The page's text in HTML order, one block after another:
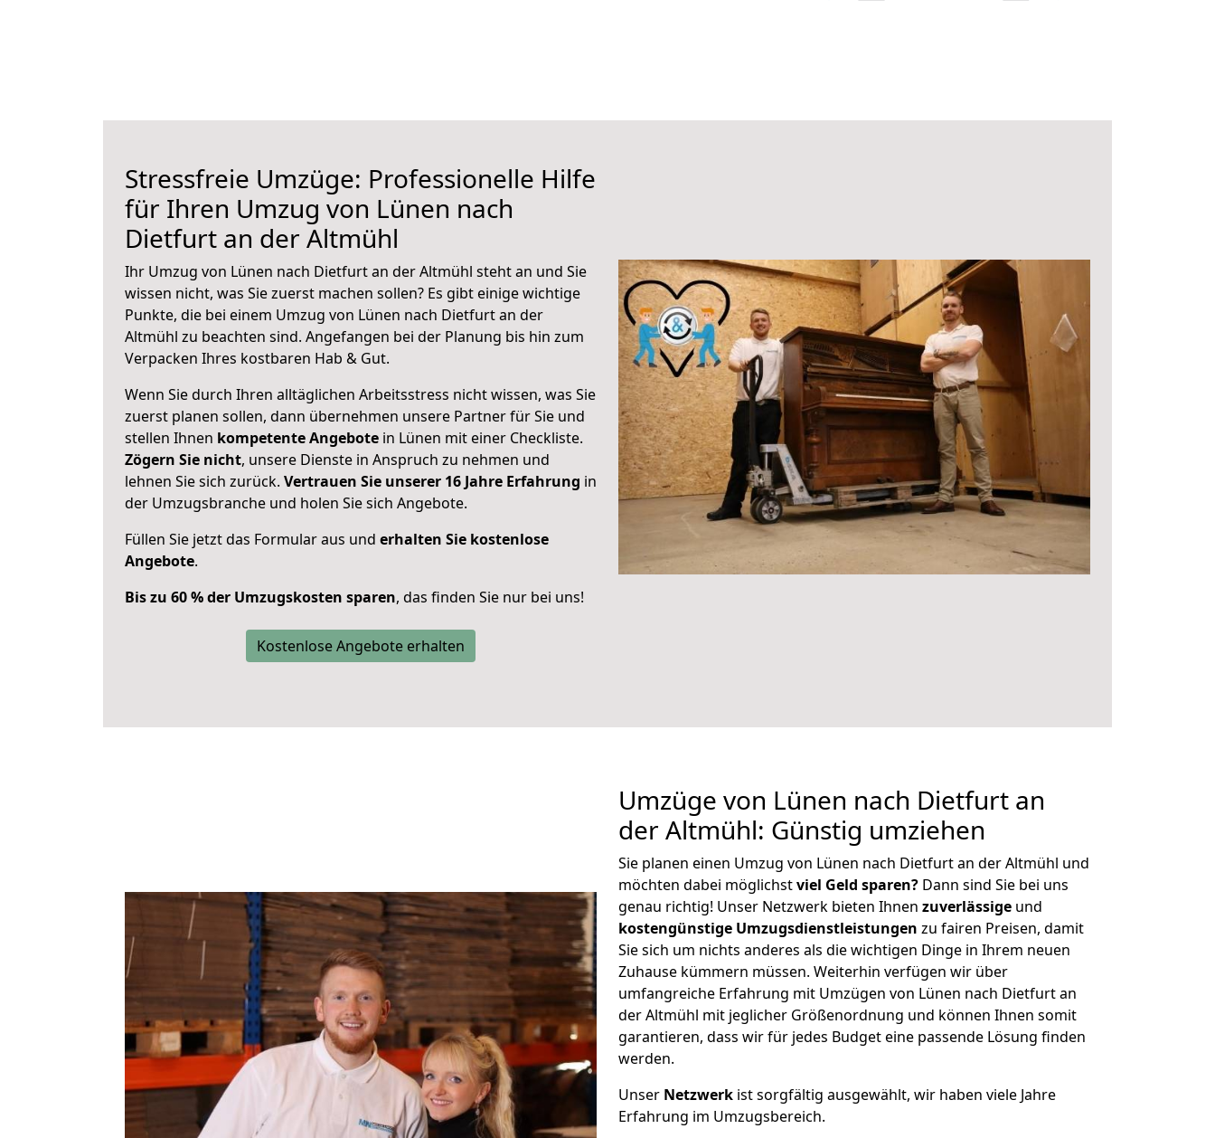
Stressfreie Umzüge: Professionelle Hilfe
für Ihren Umzug von Lünen nach
Dietfurt an der Altmühl
Ihr Umzug von Lünen nach Dietfurt an der Altmühl steht an und Sie
wissen nicht, was Sie zuerst machen sollen? Es gibt einige wichtige
Punkte, die bei einem Umzug von Lünen nach Dietfurt an der
Altmühl zu beachten sind. Angefangen bei der Planung bis hin zum
Verpacken Ihres kostbaren Hab & Gut.
Wenn Sie durch Ihren alltäglichen Arbeitsstress nicht wissen, was Sie
zuerst planen sollen, dann übernehmen unsere Partner für Sie und
stellen Ihnen kompetente Angebote in Lünen mit einer Checkliste.
Zögern Sie nicht, unsere Dienste in Anspruch zu nehmen und
lehnen Sie sich zurück. Vertrauen Sie unserer 16 Jahre Erfahrung in
der Umzugsbranche und holen Sie sich Angebote.
Füllen Sie jetzt das Formular aus und erhalten Sie kostenlose
Angebote.
Bis zu 60 % der Umzugskosten sparen, das finden Sie nur bei uns!
Kostenlose Angebote erhalten
Umzüge von Lünen nach Dietfurt an
der Altmühl: Günstig umziehen
Sie planen einen Umzug von Lünen nach Dietfurt an der Altmühl und
möchten dabei möglichstviel Geld sparen? Dann sind Sie bei uns
genau richtig! Unser Netzwerk bieten Ihnen zuverlässige und
kostengünstige Umzugsdienstleistungen zu fairen Preisen, damit
Sie sich um nichts anderes als die wichtigen Dinge in Ihrem neuen
Zuhause kümmern müssen. Weiterhin verfügen wir über
umfangreiche Erfahrung mit Umzügen von Lünen nach Dietfurt an
der Altmühl mit jeglicher Größenordnung und können Ihnen somit
garantieren, dass wir für jedes Budget eine passende Lösung finden
werden.
Unser Netzwerk ist sorgfältig ausgewählt, wir haben viele Jahre
Erfahrung im Umzugsbereich.